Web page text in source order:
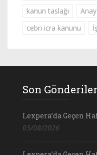
kanun taslağı
cebri icra kanunu
Son Gönderiler
Lexpera’da Geçen
03/08/2026